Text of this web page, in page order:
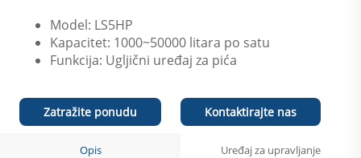
Model: LS5HP
Kapacitet: 1000~50000 litara po satu
Funkcija: Ugljični uređaj za pića
Zatražite ponudu Kontaktirajte nas
Opis Uređaj za upravljanje